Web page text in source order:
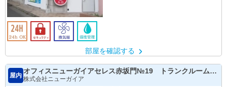
部屋を確認する
屋内
オフィスニューガイアセレス赤坂門№19 トランクルーム
（地下1階）
株式会社ニューガイア